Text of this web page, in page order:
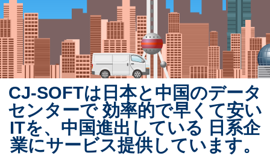
CJ-SOFTは日本と中国のデータ
センターで 効率的で早くて安い
ITを、中国進出している 日系企
業にサービス提供しています。